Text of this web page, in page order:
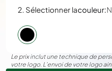
2. Sélectionner lacouleur:
Le prix inclut une technique de
votre logo. L’envoi de votre logo